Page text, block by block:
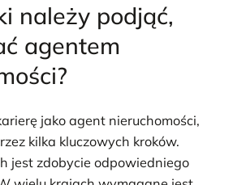
należy podjąć,
agentem
jako agent nieruchomości,
kilka kluczowych kroków.
jest zdobycie odpowiedniego